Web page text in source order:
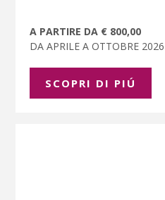
A PARTIRE DA € 800,00
DA APRILE A OTTOBRE 2026
SCOPRI DI PIÚ